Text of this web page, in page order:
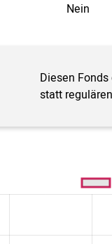
Nein
Diesen
statt